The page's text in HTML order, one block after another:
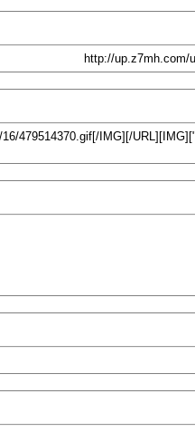
www14.0zz0.com/2011/01/09/16/479514370.gif[/IMG][/URL]